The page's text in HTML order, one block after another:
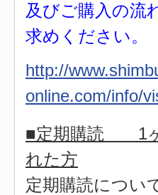
及びご購入の流
求めください。
http://
online.com/info/
■定期購読 1ヶ
れた方
定期購読につい